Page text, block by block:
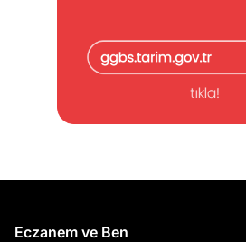
Eczanem ve Ben